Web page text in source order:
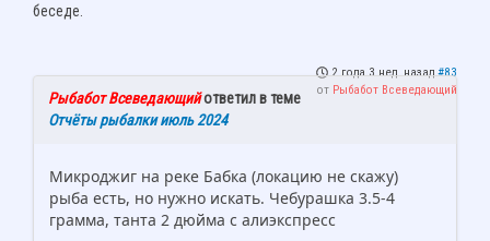
беседе.
2 года 3 нед. назад #83
от Рыбабот Всеведающий
Рыбабот Всеведающийответил в теме
Отчёты рыбалки июль 2024
Микроджиг на реке Бабка (локацию не скажу)
рыба есть, но нужно искать. Чебурашка 3.5-4
грамма, танта 2 дюйма с алиэкспресс